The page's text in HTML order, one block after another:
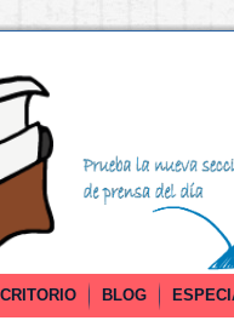
BLOG